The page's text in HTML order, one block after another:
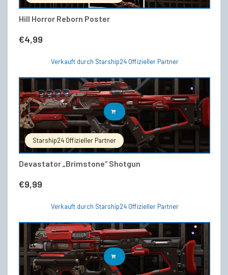
Hill Horror Reborn Poster
€4,99
Verkauft durch Starship24 Offizieller Partner
Starship24 Offizieller Partner
Devastator „Brimstone“ Shotgun
€9,99
IN DEN WARENKORB
Verkauft durch Starship24 Offizieller Partner
IN DEN WARENKORB